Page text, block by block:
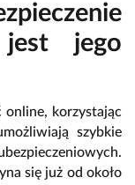
jego
online, korzystając
szybkie
się już od około